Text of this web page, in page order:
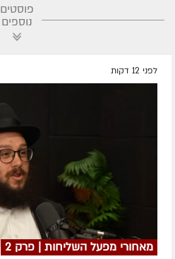
פוסטים
נוספים
לפני 12 דקות
מאחורי מפעל השליחות | פרק 2